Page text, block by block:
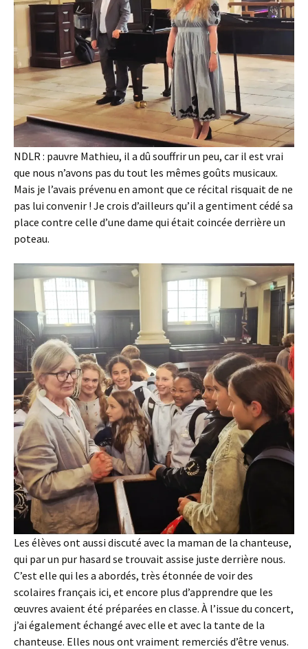
NDLR : pauvre Mathieu, il a dû souffrir un peu, car il est vrai
que nous n’avons pas du tout les mêmes goûts musicaux.
Mais je l’avais prévenu en amont que ce récital risquait de ne
pas lui convenir ! Je crois d’ailleurs qu’il a gentiment cédé sa
place contre celle d’une dame qui était coincée derrière un
poteau.
Les élèves ont aussi discuté avec la maman de la chanteuse,
qui par un pur hasard se trouvait assise juste derrière nous.
C’est elle qui les a abordés, très étonnée de voir des
scolaires français ici, et encore plus d’apprendre que les
œuvres avaient été préparées en classe. À l’issue du concert,
j’ai également échangé avec elle et avec la tante de la
chanteuse. Elles nous ont vraiment remerciés d’être venus.